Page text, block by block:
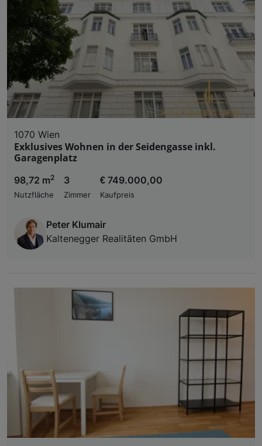
1070 Wien
Exklusives Wohnen in der Seidengasse inkl.
Garagenplatz
98,72 m2
Nutzfläche
3
Zimmer
€ 749.000,00
Kaufpreis
Peter Klumair
Kaltenegger Realitäten GmbH